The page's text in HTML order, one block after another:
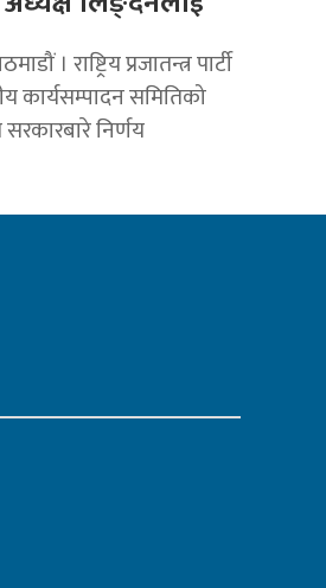
। राष्ट्रिय प्रजातन्त्र पार्टी
कार्यसम्पादन समितिको
निर्णय